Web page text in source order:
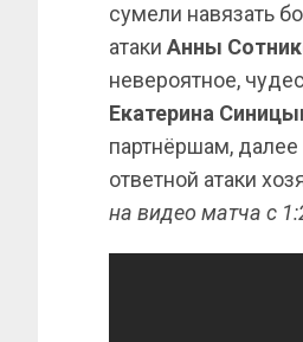
сумели навязать
атаки Анны
невероятное,
Екатерина
партнёршам,
ответной атаки
на видео матча с